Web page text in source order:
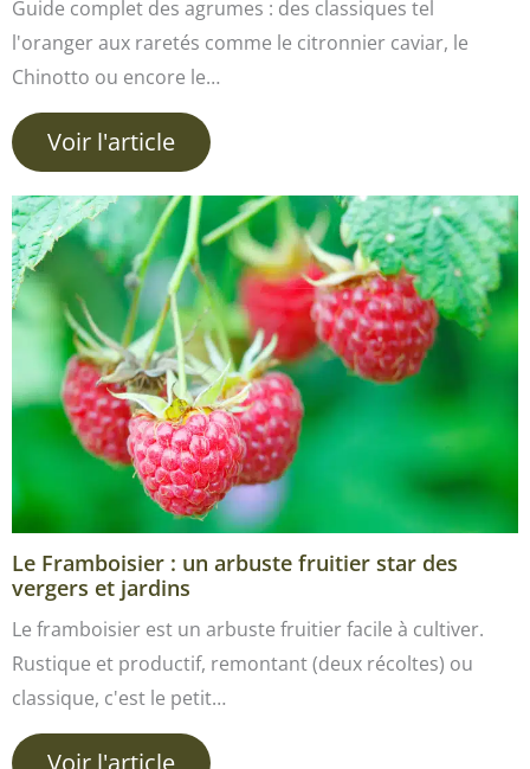
Guide complet des agrumes : des classiques tel
l'oranger aux raretés comme le citronnier caviar, le
Chinotto ou encore le…
Voir l'article
Le Framboisier : un arbuste fruitier star des
vergers et jardins
Le framboisier est un arbuste fruitier facile à cultiver.
Rustique et productif, remontant (deux récoltes) ou
classique, c'est le petit…
Voir l'article